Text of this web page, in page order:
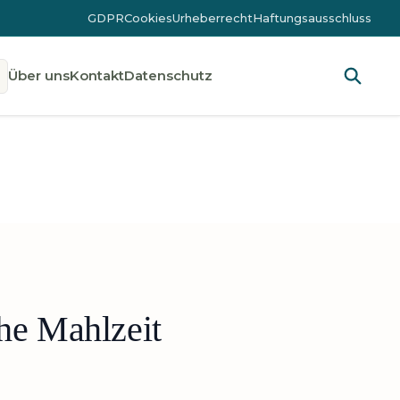
GDPRCookiesUrheberrechtHaftungsausschluss
Über unsKontaktDatenschutz
Mahlzeit